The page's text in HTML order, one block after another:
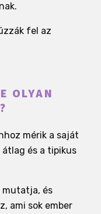
fel az
OLYAN
mérik a saját
és a tipikus
mutatja, és
ami sok ember